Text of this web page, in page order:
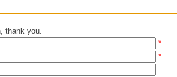
thank you.
*
*